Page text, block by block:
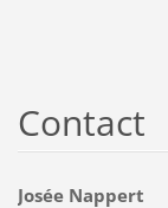
Contact
Josée Nappert